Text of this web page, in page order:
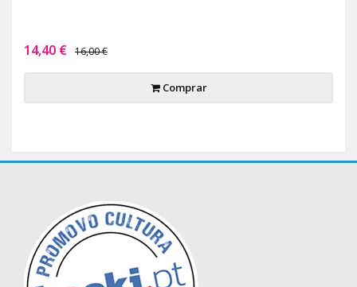
14,40 € 16,00 €
Comprar